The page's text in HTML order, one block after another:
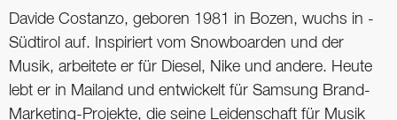
Davide Costanzo, geboren 1981 in Bozen, wuchs in ­
Südtirol auf. Inspiriert vom Snowboarden und der
Musik, arbeitete er für ­Diesel, Nike und andere. Heute
lebt er in ­Mailand und entwickelt für Samsung Brand-
Marketing-­Projekte, die seine Leidenschaft für Musik